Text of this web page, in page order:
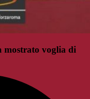
voglia di